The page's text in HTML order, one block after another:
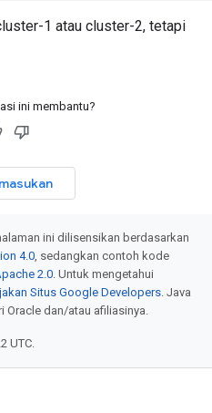
1 atau cluster-2, tetapi
ini membantu?
ini dilisensikan berdasarkan
4.0, sedangkan contoh kode
2.0. Untuk mengetahui
Situs Google Developers. Java
Oracle dan/atau afiliasinya.
UTC.